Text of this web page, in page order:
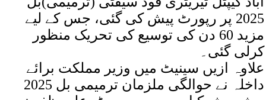
2025 پر رپورٹ پیش کی گئی، جس کے لیے
مزید 60 دن کی توسیع کی تحریک منظور
کرلی گئی۔
علاوہ ازیں سینیٹ میں وزیر مملکت برائے
داخلہ نے حوالگی ملزمان ترمیمی بل 2025